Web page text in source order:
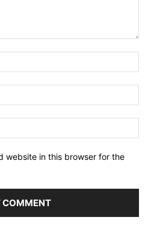
website in this browser for the